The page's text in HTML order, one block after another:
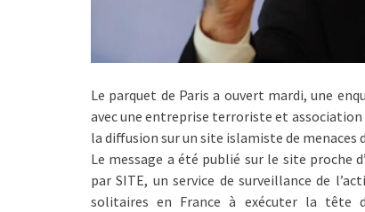
Le parquet de Paris a ouvert mardi, une
avec une entreprise terroriste et
la diffusion sur un site islamiste de
Le message a été publié sur le site proche
par SITE, un service de surveillance de
solitaires en France à exécuter la tête